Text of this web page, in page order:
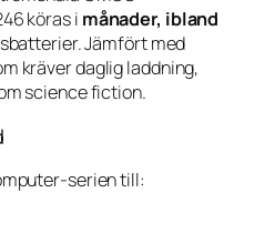
köras i månader, ibland
Jämfört med
kräver daglig laddning,
science fiction.
serien till: